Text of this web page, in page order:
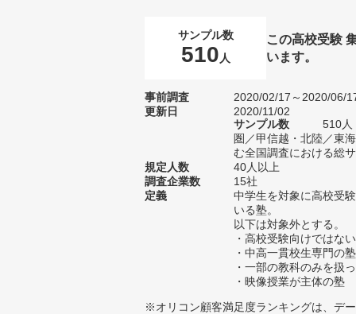
サンプル数
510 人
この高校受験
います。
事前調査
2020/02/17～2020/06/
更新日
2020/11/02
サンプル数
510人
圏／甲信越・北陸／東
む全国調査における総
規定人数
40人以上
調査企業数
15社
定義
中学生を対象に高校受
いる塾。
以下は対象外とする。
・高校受験向けではな
・中高一貫校生専門の塾
・一部の教科のみを扱
・映像授業が主体の塾
※オリコン顧客満足度ランキングは、デ